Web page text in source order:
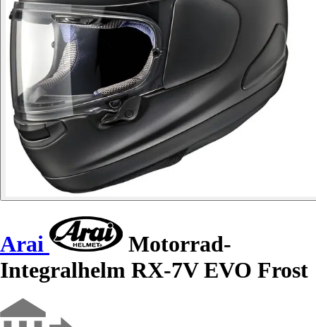
Arai
Motorrad-
Integralhelm RX-7V EVO Frost